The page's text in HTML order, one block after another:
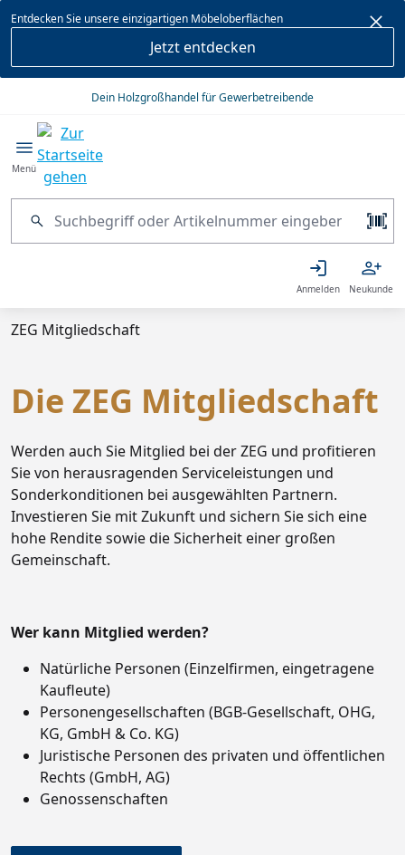
springen
Entdecken Sie unsere einzigartigen Möbeloberflächen
Jetzt entdecken
Dein Holzgroßhandel für Gewerbetreibende
Menü
Anmelden Neukunde
ZEG Mitgliedschaft
Die ZEG Mitgliedschaft
Werden auch Sie Mitglied bei der ZEG und profitieren
Sie von herausragenden Serviceleistungen und
Sonderkonditionen bei ausgewählten Partnern.
Investieren Sie mit Zukunft und sichern Sie sich eine
hohe Rendite sowie die Sicherheit einer großen
Gemeinschaft.
Wer kann Mitglied werden?
Natürliche Personen (Einzelfirmen, eingetragene
Kaufleute)
Personengesellschaften (BGB-Gesellschaft, OHG,
KG, GmbH & Co. KG)
Juristische Personen des privaten und öffentlichen
Rechts (GmbH, AG)
Genossenschaften